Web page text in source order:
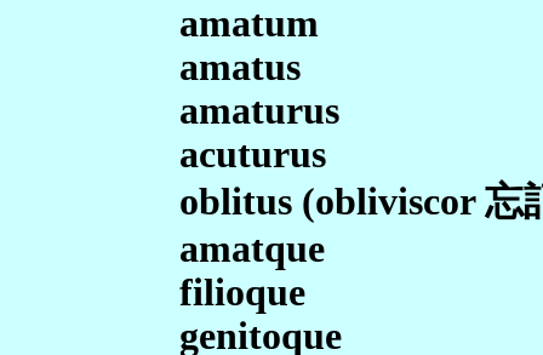
amatum
amatus
amaturus
acuturus
oblitus (obliviscor 忘
amatque
filioque
genitoque